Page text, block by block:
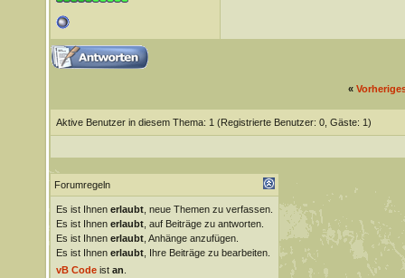
«
Aktive Benutzer in diesem Thema: 1 (Registrierte Benutzer: 0, Gäste: 1)
Forumregeln
Es ist Ihnen erlaubt, neue Themen zu verfassen.
Es ist Ihnen erlaubt, auf Beiträge zu antworten.
Es ist Ihnen erlaubt, Anhänge anzufügen.
Es ist Ihnen erlaubt, Ihre Beiträge zu bearbeiten.
vB Codeist an